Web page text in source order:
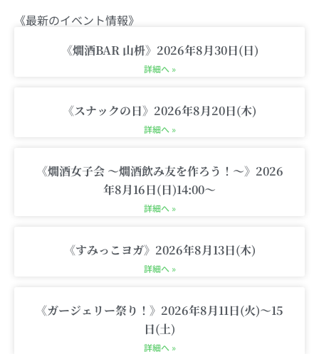
t
a
g
m
t
t
e o
o
b i
-
r
《最新のイベント情報》
《燗酒BAR 山枡》2026年8月30日(日)
詳細へ »
《スナックの日》2026年8月20日(木)
詳細へ »
《燗酒女子会 〜燗酒飲み友を作ろう！〜》2026
年8月16日(日)14:00〜
詳細へ »
《すみっこヨガ》2026年8月13日(木)
詳細へ »
《ガージェリー祭り！》2026年8月11日(火)〜15
日(土)
詳細へ »